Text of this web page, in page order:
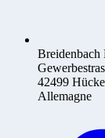
Breidenbach
42499
Allemagne